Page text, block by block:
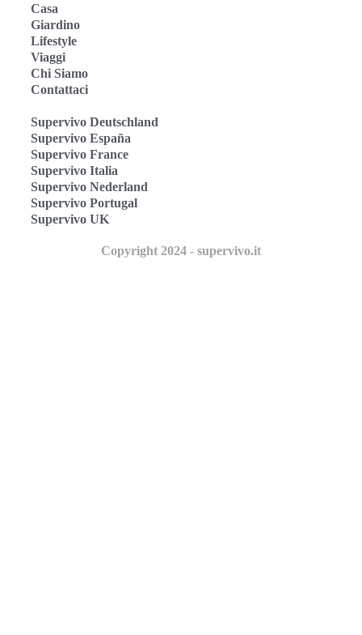
Casa
Giardino
Lifestyle
Viaggi
Chi Siamo
Contattaci
Supervivo Deutschland
Supervivo España
Supervivo France
Supervivo Italia
Supervivo Nederland
Supervivo Portugal
Supervivo UK
Copyright 2024 - supervivo.it